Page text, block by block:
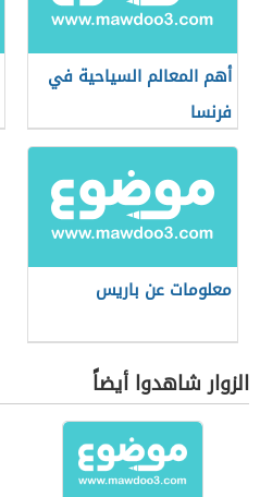
أهم المعالم السياحية في
فرنسا
معلومات عن باريس
الزوار شاهدوا أيضاً